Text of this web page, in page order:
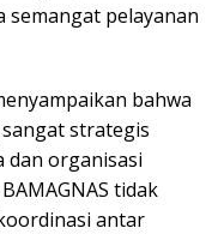
pelayanan
bahwa
sangat strategis
dan organisasi
tidak
antar